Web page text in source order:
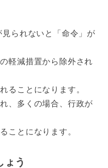
見られないと「命令」が
軽減措置から除外され
ることになります。
、多くの場合、行政が
ことになります。
ょう